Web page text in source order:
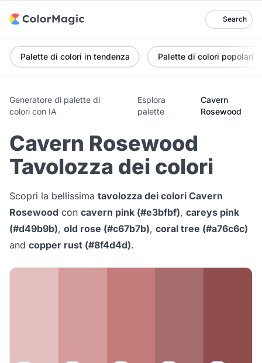
Search
Palette di colori in tendenza Palette di colori popolari
Generatore di palette di
colori con IA
Esplora
palette
Cavern
Rosewood
Cavern Rosewood
Tavolozza dei colori
Scopri la bellissima tavolozza dei colori Cavern
Rosewood con cavern pink (#e3bfbf), careys pink
(#d49b9b), old rose (#c67b7b), coral tree (#a76c6c)
and copper rust (#8f4d4d).